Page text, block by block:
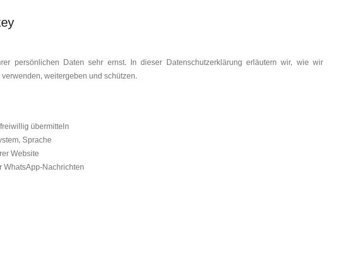
persönlichen Daten sehr ernst. In dieser Datenschutzerklärung erläutern wir, wie wir
weitergeben und schützen.
übermitteln
Sprache
Website
WhatsApp-Nachrichten